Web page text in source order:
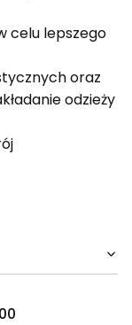
celu lepszego
oraz
odzieży